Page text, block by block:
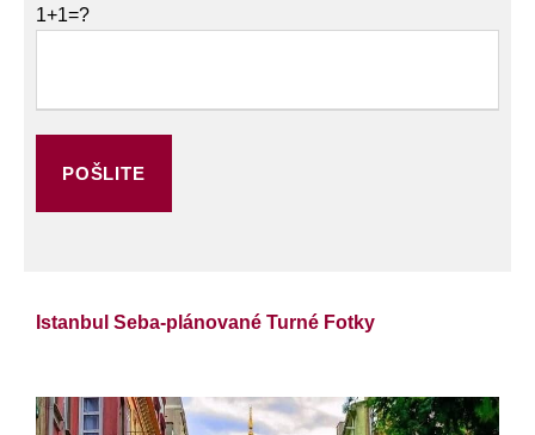
1+1=?
Istanbul Seba-plánované Turné Fotky